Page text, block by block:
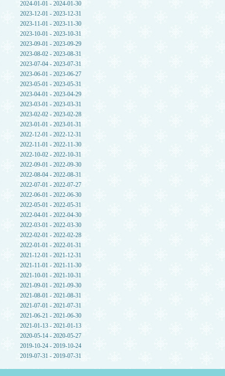
2024-01-01 - 2024-01-30
2023-12-01 - 2023-12-31
2023-11-01 - 2023-11-30
2023-10-01 - 2023-10-31
2023-09-01 - 2023-09-29
2023-08-02 - 2023-08-31
2023-07-04 - 2023-07-31
2023-06-01 - 2023-06-27
2023-05-01 - 2023-05-31
2023-04-01 - 2023-04-29
2023-03-01 - 2023-03-31
2023-02-02 - 2023-02-28
2023-01-01 - 2023-01-31
2022-12-01 - 2022-12-31
2022-11-01 - 2022-11-30
2022-10-02 - 2022-10-31
2022-09-01 - 2022-09-30
2022-08-04 - 2022-08-31
2022-07-01 - 2022-07-27
2022-06-01 - 2022-06-30
2022-05-01 - 2022-05-31
2022-04-01 - 2022-04-30
2022-03-01 - 2022-03-30
2022-02-01 - 2022-02-28
2022-01-01 - 2022-01-31
2021-12-01 - 2021-12-31
2021-11-01 - 2021-11-30
2021-10-01 - 2021-10-31
2021-09-01 - 2021-09-30
2021-08-01 - 2021-08-31
2021-07-01 - 2021-07-31
2021-06-21 - 2021-06-30
2021-01-13 - 2021-01-13
2020-05-14 - 2020-05-27
2019-10-24 - 2019-10-24
2019-07-31 - 2019-07-31